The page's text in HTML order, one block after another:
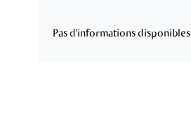
Pas d'informations disponibles